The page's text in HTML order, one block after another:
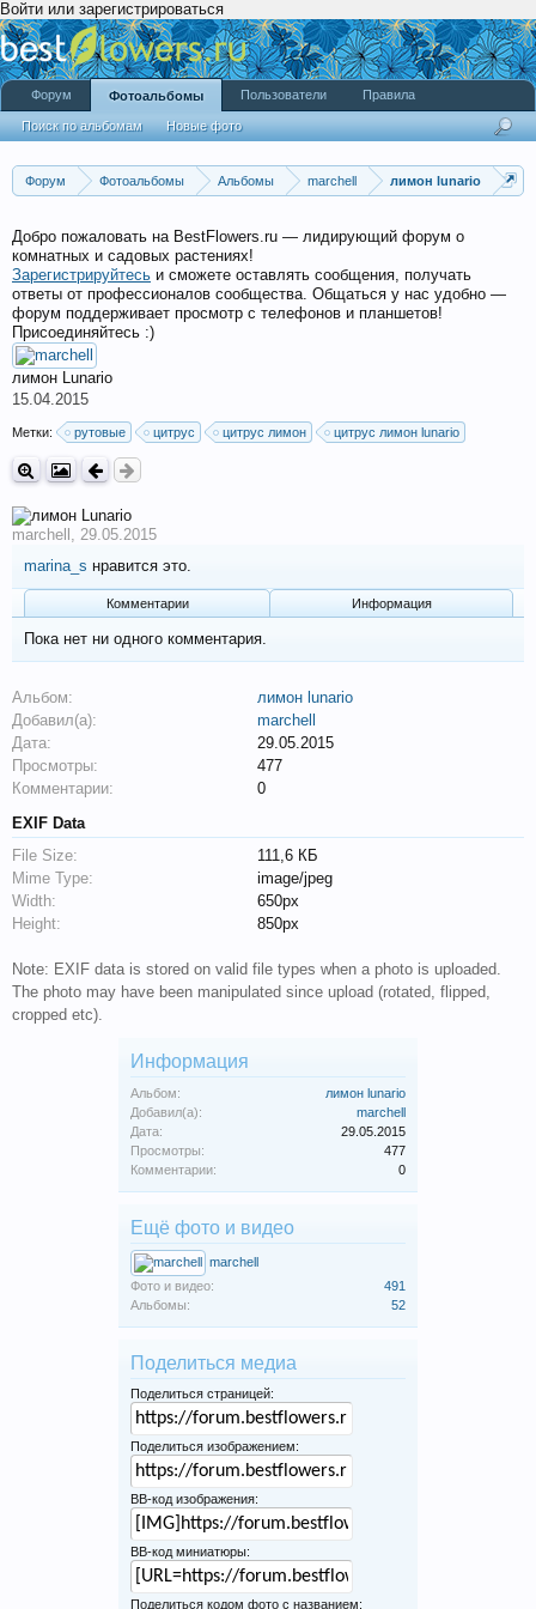
Войти или зарегистрироваться
Форум Фотоальбомы Альбомы marchell лимон lunario
Добро пожаловать на BestFlowers.ru — лидирующий форум о
комнатных и садовых растениях!
Зарегистрируйтесь и сможете оставлять сообщения, получать
ответы от профессионалов сообщества. Общаться у нас удобно —
форум поддерживает просмотр с телефонов и планшетов!
Присоединяйтесь :)
лимон Lunario
15.04.2015
Метки: рутовые цитрус цитрус лимон цитрус лимон lunario
marchell , 29.05.2015
marina_s нравится это.
Комментарии Информация
Пока нет ни одного комментария.
Альбом:
лимон lunario
Добавил(а):
marchell
Дата:
29.05.2015
Просмотры:
477
Комментарии:
0
EXIF Data
File Size:
111,6 КБ
Mime Type:
image/jpeg
Width:
650px
Height:
850px
Note: EXIF data is stored on valid file types when a photo is uploaded.
The photo may have been manipulated since upload (rotated, flipped,
cropped etc).
Информация
Альбом:
лимон lunario
Добавил(а):
marchell
Дата:
29.05.2015
Просмотры:
477
Комментарии:
0
Ещё фото и видео
marchell
Фото и видео:
491
Альбомы:
52
Поделиться медиа
Поделиться страницей:
Поделиться изображением:
BB-код изображения:
BB-код миниатюры:
Поделиться кодом фото с названием:
Форум Фотоальбомы
Поиск по альбомам Новые фото
Пользователи Правила